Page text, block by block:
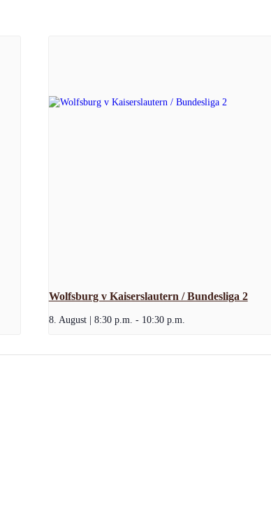
Wolfsburg v Kaiserslautern / Bundesliga 2
8. August | 8:30 p.m. - 10:30 p.m.